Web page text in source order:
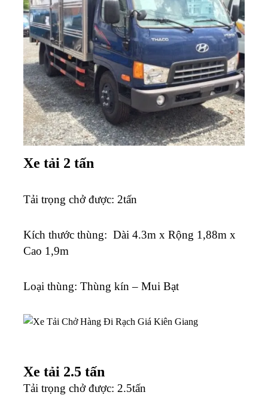
Xe tải 2 tấn
Tải trọng chở được: 2tấn
Kích thước thùng: Dài 4.3m x Rộng 1,88m x
Cao 1,9m
Loại thùng: Thùng kín – Mui Bạt
Xe tải 2.5 tấn
Tải trọng chở được: 2.5tấn